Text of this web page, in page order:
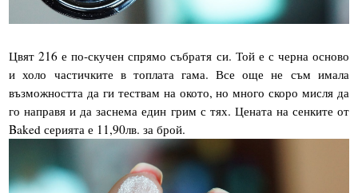
Цвят 216 е по-скучен спрямо събратя си. Той е с черна осново
и холо частичките в топлата гама. Все още не съм имала
възможността да ги тествам на окото, но много скоро мисля да
го направя и да заснема един грим с тях. Цената на сенките от
Baked серията е 11,90лв. за брой.